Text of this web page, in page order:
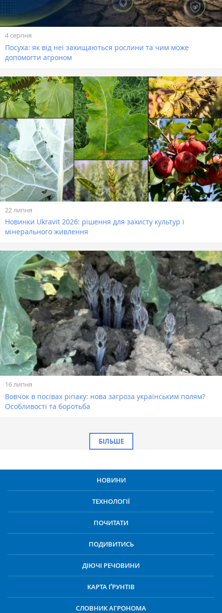
4 серпня
Посуха: як від неї захищаються рослини та чим може
допомогти агроном
22 липня
Новинки Ukravit 2026: рішення для захисту культур і
мінерального живлення
16 липня
Вовчок в посівах ріпаку: нова загроза українським полям?
Особливості та боротьба
БІЛЬШЕ
НОВИНИ
ТЕХНОЛОГІЇ
ПОЧИТАТИ
ПОДИВИТИСЬ
ДІЮЧІ РЕЧОВИНИ
КАРТА ҐРУНТІВ
СЛОВНИК АГРОНОМА